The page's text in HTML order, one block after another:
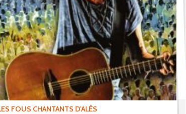
FOUS CHANTANTS D'ALÈS